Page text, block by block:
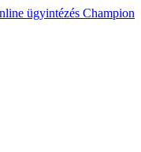
ügyintézés Champion